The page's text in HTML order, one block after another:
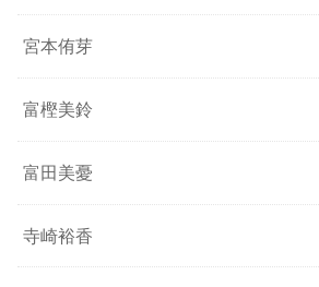
宮本侑芽
富樫美鈴
富田美憂
寺崎裕香